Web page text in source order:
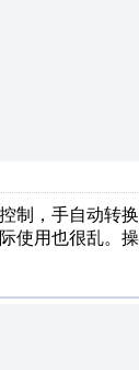
制，手自动转
使用也很乱。